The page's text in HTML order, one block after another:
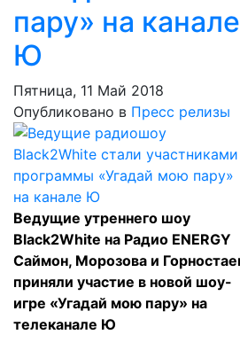
пару» на канале
Ю
Пятница, 11 Май 2018
Опубликовано в Пресс релизы
Ведущие утреннего шоу
Black2White на Радио ENERGY
Саймон, Морозова и
приняли участие в новой шоу-
игре «Угадай мою пару» на
телеканале Ю